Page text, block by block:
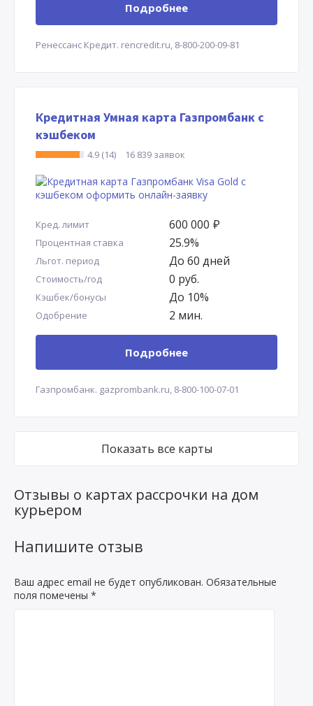
Подробнее
Ренессанс Кредит. rencredit.ru, 8-800-200-09-81
Кредитная Умная карта Газпромбанк с
кэшбеком
4.9 (14) 16 839 заявок
Кред. лимит 600 000 Р
Процентная ставка 25.9%
Льгот. период До 60 дней
Стоимость/год 0 руб.
Кэшбек/бонусы До 10%
Одобрение 2 мин.
Подробнее
Газпромбанк. gazprombank.ru, 8-800-100-07-01
Показать все карты
Отзывы о картах рассрочки на дом
курьером
Напишите отзыв
Ваш адрес email не будет опубликован. Обязательные
поля помечены *